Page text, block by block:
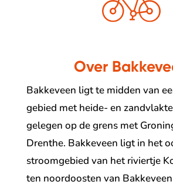
Over
Bakkeveen ligt te midden van
gebied met heide- en
gelegen op de grens met
Drenthe. Bakkeveen ligt in het
stroomgebied van het riviertje
ten noordoosten van